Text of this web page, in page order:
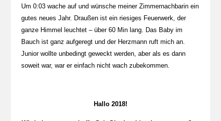
Um 0:03 wache auf und wünsche meiner Zimmernachbarin ein
gutes neues Jahr. Draußen ist ein riesiges Feuerwerk, der
ganze Himmel leuchtet – über 60 Min lang. Das Baby im
Bauch ist ganz aufgeregt und der Herzmann ruft mich an.
Junior wollte unbedingt geweckt werden, aber als es dann
soweit war, war er einfach nicht wach zubekommen.
Hallo 2018!